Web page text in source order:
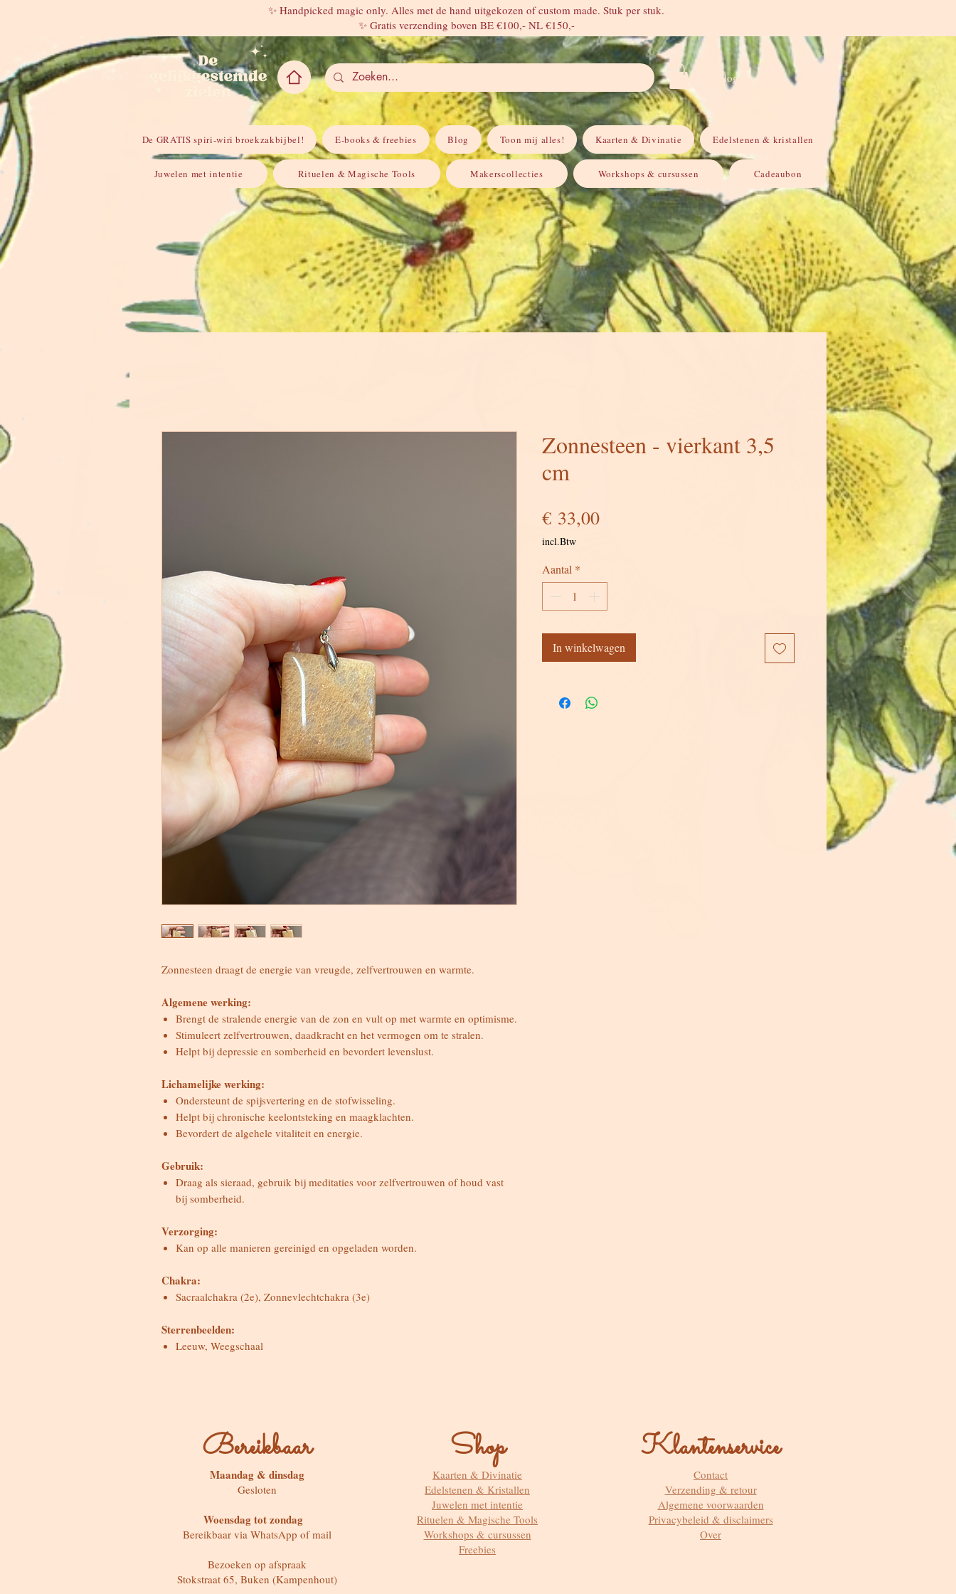
✨ Handpicked magic only. Alles met de hand uitgekozen of custom made. Stuk per stuk.
✨ Gratis verzending boven BE €100,- NL €150,-
Inloggen
De GRATIS spiri-wiri broekzakbijbel! E-books & freebies Blog Toon mij alles! Kaarten & Divinatie Edelstenen & kristallen
Juwelen met intentie Rituelen & Magische Tools Makerscollecties Workshops & cursussen Cadeaubon
Zonnesteen draagt de energie van vreugde, zelfvertrouwen en warmte.
Algemene werking:
Brengt de stralende energie van de zon en vult op met warmte en optimisme.
Stimuleert zelfvertrouwen, daadkracht en het vermogen om te stralen.
Helpt bij depressie en somberheid en bevordert levenslust.
Lichamelijke werking:
Ondersteunt de spijsvertering en de stofwisseling.
Helpt bij chronische keelontsteking en maagklachten.
Bevordert de algehele vitaliteit en energie.
Gebruik:
Draag als sieraad, gebruik bij meditaties voor zelfvertrouwen of houd vast
bij somberheid.
Verzorging:
Kan op alle manieren gereinigd en opgeladen worden.
Chakra:
Sacraalchakra (2e), Zonnevlechtchakra (3e)
Sterrenbeelden:
Leeuw, Weegschaal
Zonnesteen - vierkant 3,5
cm
€ 33,00Prijs
incl.Btw
Aantal *
In winkelwagen
Bereikbaar
Maandag & dinsdag
Gesloten
Woensdag tot zondag
Bereikbaar via WhatsApp of mail
Bezoeken op afspraak
Stokstraat 65, Buken (Kampenhout)
Shop
Kaarten & Divinatie
Edelstenen & Kristallen
Juwelen met intentie
Rituelen & Magische Tools
Workshops & cursussen
Freebies
Klantenservice
Contact
Verzending & retour
Algemene voorwaarden
Privacybeleid & disclaimers
Over